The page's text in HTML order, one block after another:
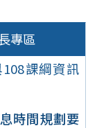
專區
課綱資訊
時間規劃要